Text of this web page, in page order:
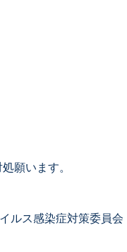
願います。
ルス感染症対策委員会